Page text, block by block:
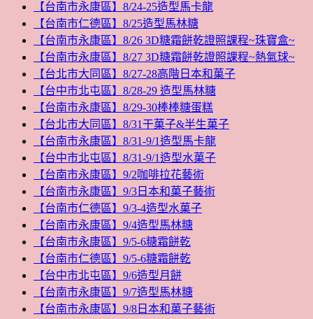
【台南市永康區】8/24-25造型馬卡龍
【台南市仁德區】8/25造型馬林糖
【台南市永康區】8/26 3D糖霜餅乾證照課程~珠寶盒~
【台南市永康區】8/27 3D糖霜餅乾證照課程~熱氣球~
【台北市大同區】8/27-28高階日本和菓子
【台中市北屯區】8/28-29 造型馬林糖
【台南市永康區】8/29-30棒棒糖蛋糕
【台北市大同區】8/31干菓子&半生菓子
【台南市永康區】8/31-9/1造型馬卡龍
【台中市北屯區】8/31-9/1造型水菓子
【台南市永康區】9/2咖啡拉花藝術
【台南市永康區】9/3日本和菓子藝術
【台南市仁德區】9/3-4造型水菓子
【台南市永康區】9/4造型馬林糖
【台南市永康區】9/5-6糖霜餅乾
【台南市仁德區】9/5-6糖霜餅乾
【台中市北屯區】9/6造型月餅
【台南市永康區】9/7造型馬林糖
【台南市永康區】9/8日本和菓子藝術